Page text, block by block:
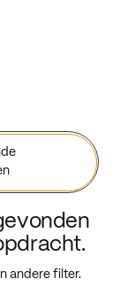
andere filter.